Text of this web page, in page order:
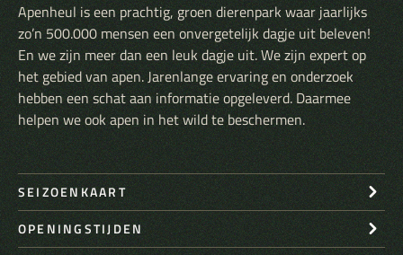
Apenheul is een prachtig, groen dierenpark waar jaarlijks
zo’n 500.000 mensen een onvergetelijk dagje uit beleven!
En we zijn meer dan een leuk dagje uit. We zijn expert op
het gebied van apen. Jarenlange ervaring en onderzoek
hebben een schat aan informatie opgeleverd. Daarmee
helpen we ook apen in het wild te beschermen.
SEIZOENKAART
OPENINGSTIJDEN